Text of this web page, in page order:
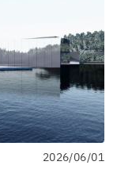
2026/06/01